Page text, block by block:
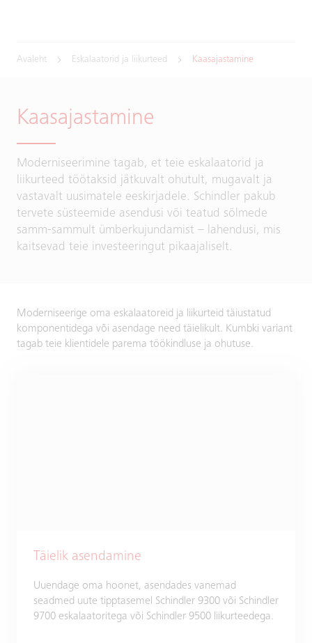
Avaleht Eskalaatorid ja liikurteed Kaasajastamine
Kaasajastamine
Moderniseerimine tagab, et teie eskalaatorid ja
liikurteed töötaksid jätkuvalt ohutult, mugavalt ja
vastavalt uusimatele eeskirjadele. Schindler pakub
tervete süsteemide asendusi või teatud sõlmede
samm-sammult ümberkujundamist – lahendusi, mis
kaitsevad teie investeeringut pikaajaliselt.
Moderniseerige oma eskalaatoreid ja liikurteid täiustatud
komponentidega või asendage need täielikult. Kumbki variant
tagab teie klientidele parema töökindluse ja ohutuse.
Täielik asendamine
Uuendage oma hoonet, asendades vanemad
seadmed uute tipptasemel Schindler 9300 või Schindler
9700 eskalaatoritega või Schindler 9500 liikurteedega.